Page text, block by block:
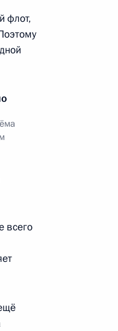
флот,
всего